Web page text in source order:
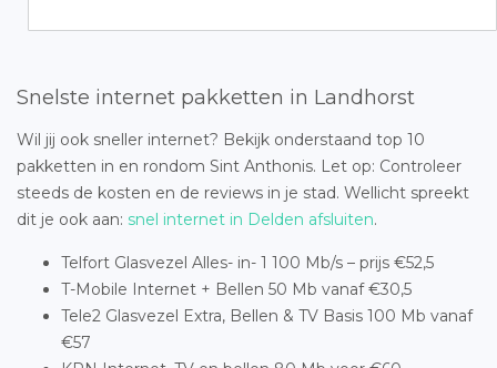
Snelste internet pakketten in Landhorst
Wil jij ook sneller internet? Bekijk onderstaand top 10
pakketten in en rondom Sint Anthonis. Let op: Controleer
steeds de kosten en de reviews in je stad. Wellicht spreekt
dit je ook aan: snel internet in Delden afsluiten.
Telfort Glasvezel Alles- in- 1 100 Mb/s – prijs €52,5
T-Mobile Internet + Bellen 50 Mb vanaf €30,5
Tele2 Glasvezel Extra, Bellen & TV Basis 100 Mb vanaf
€57